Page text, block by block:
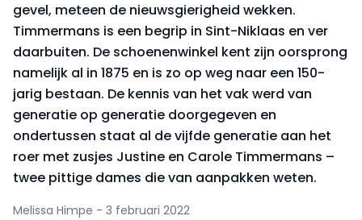
gevel, meteen de nieuwsgierigheid wekken.
Timmermans is een begrip in Sint-Niklaas en ver
daarbuiten. De schoenenwinkel kent zijn oorsprong
namelijk al in 1875 en is zo op weg naar een 150-
jarig bestaan. De kennis van het vak werd van
generatie op generatie doorgegeven en
ondertussen staat al de vijfde generatie aan het
roer met zusjes Justine en Carole Timmermans –
twee pittige dames die van aanpakken weten.
Melissa Himpe - 3 februari 2022